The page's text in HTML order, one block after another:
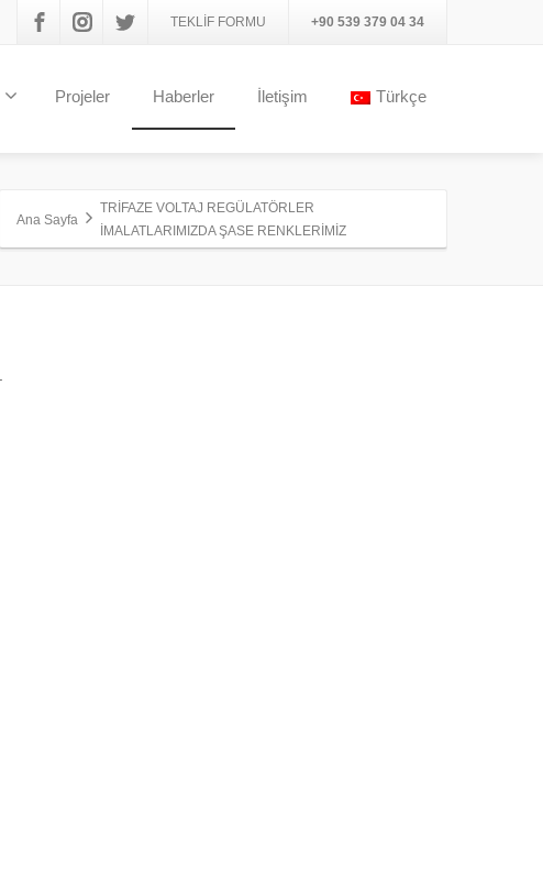
TEKLİF FORMU +90 539 379 04 34
Projeler Haberler İletişim Türkçe
Ana Sayfa
TRİFAZE VOLTAJ REGÜLATÖRLER
İMALATLARIMIZDA ŞASE RENKLERİMİZ